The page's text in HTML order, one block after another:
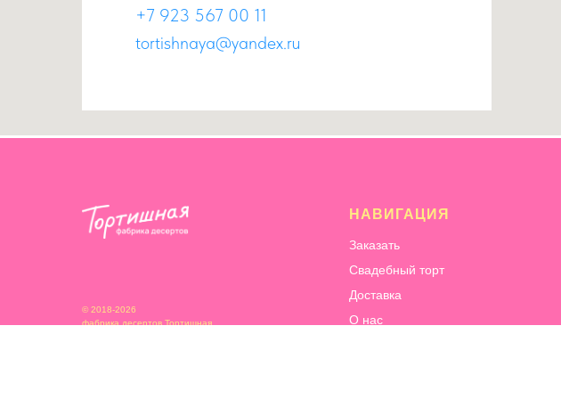
+7 923 567 00 11
tortishnaya@yandex.ru
НАВИГАЦИЯ
Заказать
Свадебный торт
Доставка
О нас
© 2018-2026
фабрика десертов Тортишная